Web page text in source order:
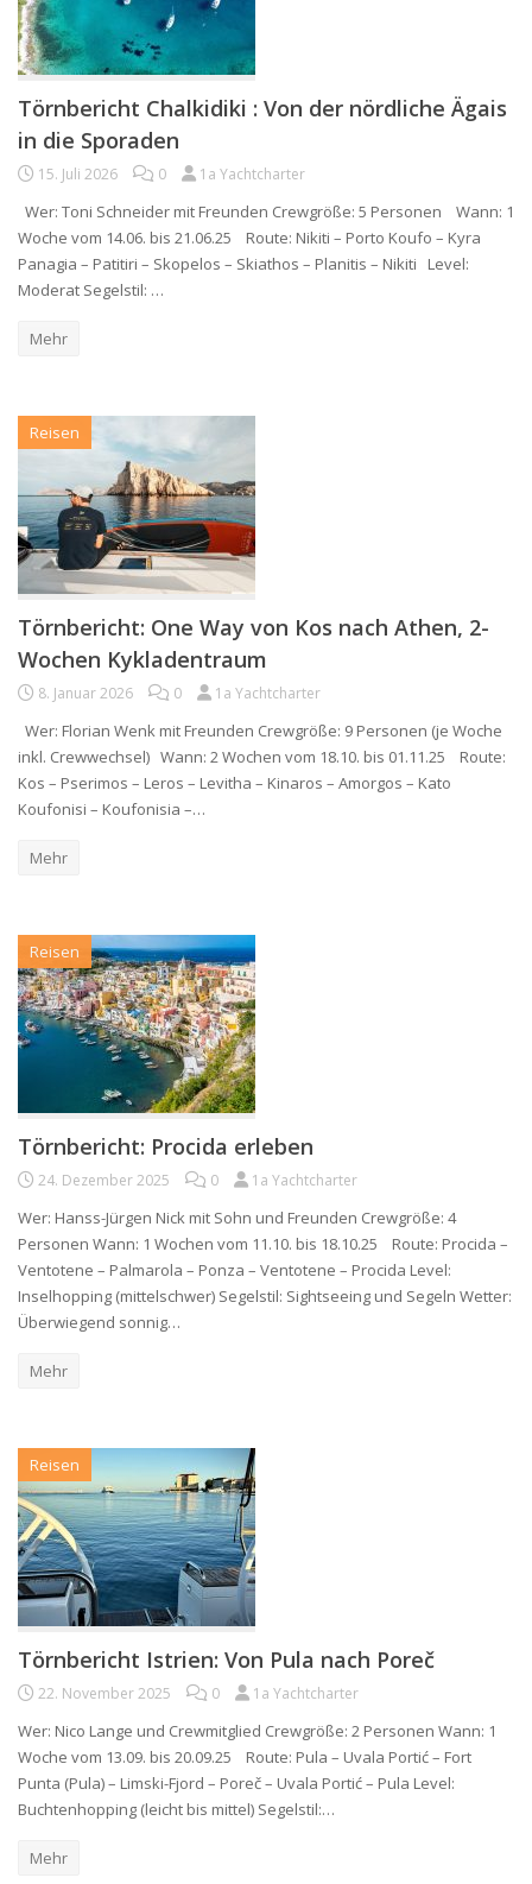
Törnbericht Chalkidiki : Von der nördliche Ägais
in die Sporaden
15. Juli 2026 0 1a Yachtcharter
Wer: Toni Schneider mit Freunden Crewgröße: 5 Personen Wann: 1
Woche vom 14.06. bis 21.06.25 Route: Nikiti – Porto Koufo – Kyra
Panagia – Patitiri – Skopelos – Skiathos – Planitis – Nikiti Level:
Moderat Segelstil: …
Mehr
Reisen
Törnbericht: One Way von Kos nach Athen, 2-
Wochen Kykladentraum
8. Januar 2026 0 1a Yachtcharter
Wer: Florian Wenk mit Freunden Crewgröße: 9 Personen (je Woche
inkl. Crewwechsel) Wann: 2 Wochen vom 18.10. bis 01.11.25 Route:
Kos – Pserimos – Leros – Levitha – Kinaros – Amorgos – Kato
Koufonisi – Koufonisia –…
Mehr
Reisen
Törnbericht: Procida erleben
24. Dezember 2025 0 1a Yachtcharter
Wer: Hanss-Jürgen Nick mit Sohn und Freunden Crewgröße: 4
Personen Wann: 1 Wochen vom 11.10. bis 18.10.25 Route: Procida –
Ventotene – Palmarola – Ponza – Ventotene – Procida Level:
Inselhopping (mittelschwer) Segelstil: Sightseeing und Segeln Wetter:
Überwiegend sonnig…
Mehr
Reisen
Törnbericht Istrien: Von Pula nach Poreč
22. November 2025 0 1a Yachtcharter
Wer: Nico Lange und Crewmitglied Crewgröße: 2 Personen Wann: 1
Woche vom 13.09. bis 20.09.25 Route: Pula – Uvala Portić – Fort
Punta (Pula) – Limski-Fjord – Poreč – Uvala Portić – Pula Level:
Buchtenhopping (leicht bis mittel) Segelstil:…
Mehr